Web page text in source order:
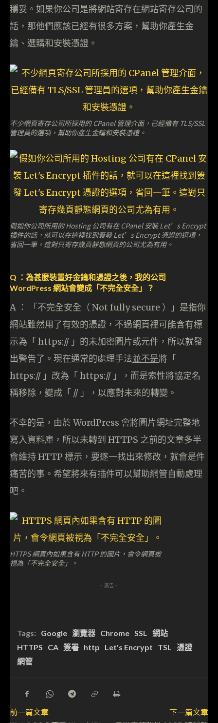
穩妥。如果你公司是將網站寄存在網站寄存公司的
話，那他們應該已經有很多方案，幫助你產生金
鑰、選購和安裝憑證。
不少網頁寄存公司所採用的 CPanel 管理介面，已經備有 TLS/SSL
管理員的選項，幫助你產生金鑰和安裝憑證。
假如你公司所用的 Hosting 公司有在 CPanel 安裝 Let’s Encrypt
插件的話，就可以在這裡找到簽發 Let’s Encrypt 憑證的選項，
省回一筆。這對只寄存幾頁靜態網頁的公司尤為有用。
Q ：為甚麼裝置好金鑰和憑證之後，我的公司
WordPress 網站會變成「不完全安全」？
A ： 「不完全安全（ Not fully secure ）」是指你
網站雖然用了有效的憑證，不過網頁裡可能含有標
示為「 https:// 」的未加密圖片或元件，所以就發
出警告了。現在通常的處理手法並不是將「
https:// 」改為「 https:// 」，而是索性將協定名
稱移除，變成「 // 」，以應對未來的轉變。
不幸的是，由於 WordPress 會將圖片網址完整地
寫入資料庫，所以未轉到 HTTPS 之前的文章多半
會維持 HTTP 標示，要逐一找出來修改，就會是件
痛苦的事。希望將來有插件可以幫助網管自動處理
吧。
HTTPS 網頁內如果含有 HTTP 的圖片，會令網頁被
視為「不完全安全」。
- 廣告 -
Tags: Google 瀏覽器 Chrome SSL 網站
HTTPS
CA 簽署 http Let's Encrypt TSL
憑證
網管
前一篇文章
下一篇文章